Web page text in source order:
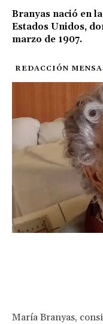
Branyas nació en
Estados Unidos,
marzo de 1907.
REDACCIÓN
María Branyas,